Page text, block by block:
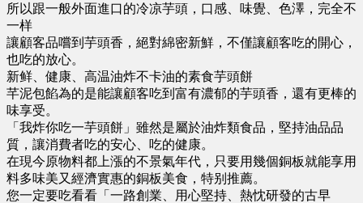
所以跟一般外面進口的冷凉芋頭，口感、味覺、色澤，完全不
一样
讓顧客品嚐到芋頭香，絕對綿密新鮮，不僅讓顧客吃的開心，
也吃的放心。
新鲜、健康、高温油炸不卡油的素食芋頭餅
芊泥包餡為的是能讓顧客吃到富有濃郁的芋頭香，還有更棒的
味享受。
「我炸你吃一芋頭餅」雖然是屬於油炸類食品，堅持油品品
質，讓消費者吃的安心、吃的健康。
在現今原物料都上漲的不景氣年代，只要用幾個銅板就能享用
料多味美又經濟實惠的銅板美食，特别推薦。
您一定要吃看看「一路創業、用心堅持、熱忱研發的古早